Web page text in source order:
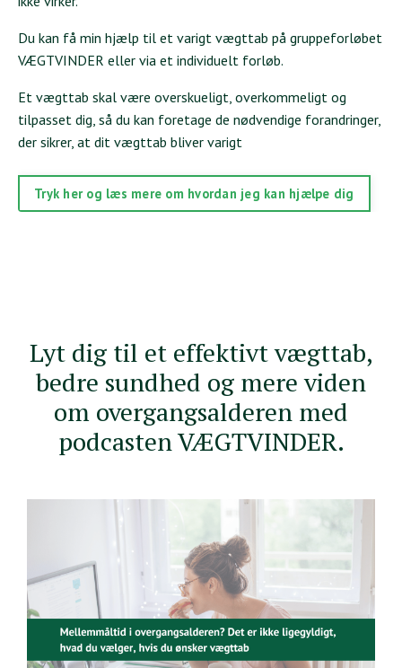
Du kan få min hjælp til et varigt vægttab på gruppeforløbet
VÆGTVINDER eller via et individuelt forløb.
Et vægttab skal være overskueligt, overkommeligt og
tilpasset dig, så du kan foretage de nødvendige forandringer,
der sikrer, at dit vægttab bliver varigt
Tryk her og læs mere om hvordan jeg kan hjælpe dig
Lyt dig til et effektivt vægttab,
bedre sundhed og mere viden
om overgangsalderen med
podcasten VÆGTVINDER.